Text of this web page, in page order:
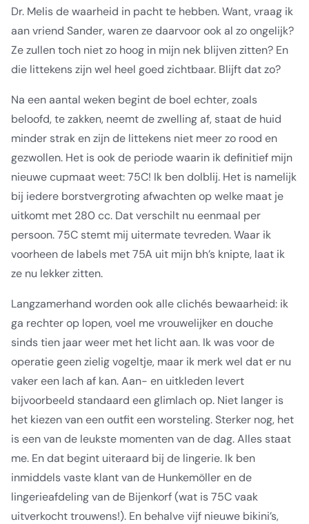
Dr. Melis de waarheid in pacht te hebben. Want, vraag ik
aan vriend Sander, waren ze daarvoor ook al zo ongelijk?
Ze zullen toch niet zo hoog in mijn nek blijven zitten? En
die littekens zijn wel heel goed zichtbaar. Blijft dat zo?
Na een aantal weken begint de boel echter, zoals
beloofd, te zakken, neemt de zwelling af, staat de huid
minder strak en zijn de littekens niet meer zo rood en
gezwollen. Het is ook de periode waarin ik definitief mijn
nieuwe cupmaat weet: 75C! Ik ben dolblij. Het is namelijk
bij iedere borstvergroting afwachten op welke maat je
uitkomt met 280 cc. Dat verschilt nu eenmaal per
persoon. 75C stemt mij uitermate tevreden. Waar ik
voorheen de labels met 75A uit mijn bh’s knipte, laat ik
ze nu lekker zitten.
Langzamerhand worden ook alle clichés bewaarheid: ik
ga rechter op lopen, voel me vrouwelijker en douche
sinds tien jaar weer met het licht aan. Ik was voor de
operatie geen zielig vogeltje, maar ik merk wel dat er nu
vaker een lach af kan. Aan- en uitkleden levert
bijvoorbeeld standaard een glimlach op. Niet langer is
het kiezen van een outfit een worsteling. Sterker nog, het
is een van de leukste momenten van de dag. Alles staat
me. En dat begint uiteraard bij de lingerie. Ik ben
inmiddels vaste klant van de Hunkemöller en de
lingerieafdeling van de Bijenkorf (wat is 75C vaak
uitverkocht trouwens!). En behalve vijf nieuwe bikini’s,